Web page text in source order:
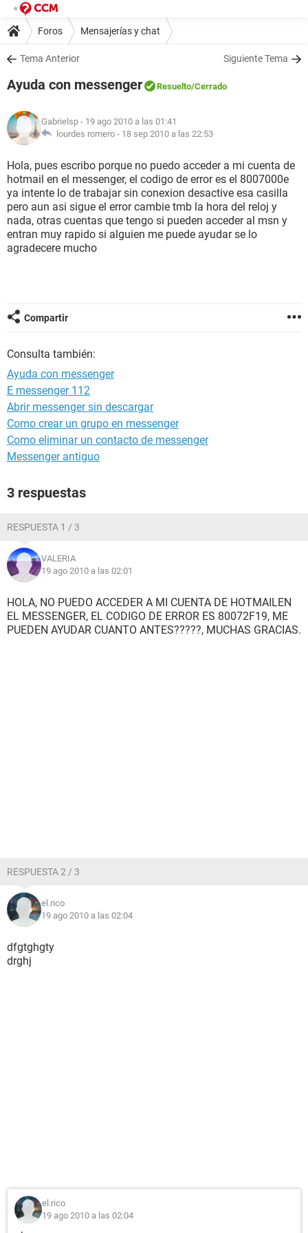
Foros Mensajerías y chat
Tema Anterior Siguiente Tema
Ayuda con messenger Resuelto/Cerrado
Gabrielsp - 19 ago 2010 a las 01:41
lourdes romero - 18 sep 2010 a las 22:53
Hola, pues escribo porque no puedo acceder a mi cuenta de
hotmail en el messenger, el codigo de error es el 8007000e
ya intente lo de trabajar sin conexion desactive esa casilla
pero aun asi sigue el error cambie tmb la hora del reloj y
nada, otras cuentas que tengo si pueden acceder al msn y
entran muy rapido si alguien me puede ayudar se lo
agradecere mucho
Compartir
Consulta también:
Ayuda con messenger
E messenger 112
Abrir messenger sin descargar
Como crear un grupo en messenger
Como eliminar un contacto de messenger
Messenger antiguo
3 respuestas
RESPUESTA 1 / 3
VALERIA
19 ago 2010 a las 02:01
HOLA, NO PUEDO ACCEDER A MI CUENTA DE HOTMAILEN
EL MESSENGER, EL CODIGO DE ERROR ES 80072F19, ME
PUEDEN AYUDAR CUANTO ANTES?????, MUCHAS GRACIAS.
RESPUESTA 2 / 3
el.rico
19 ago 2010 a las 02:04
dfgtghgty
drghj
el.rico
19 ago 2010 a las 02:04